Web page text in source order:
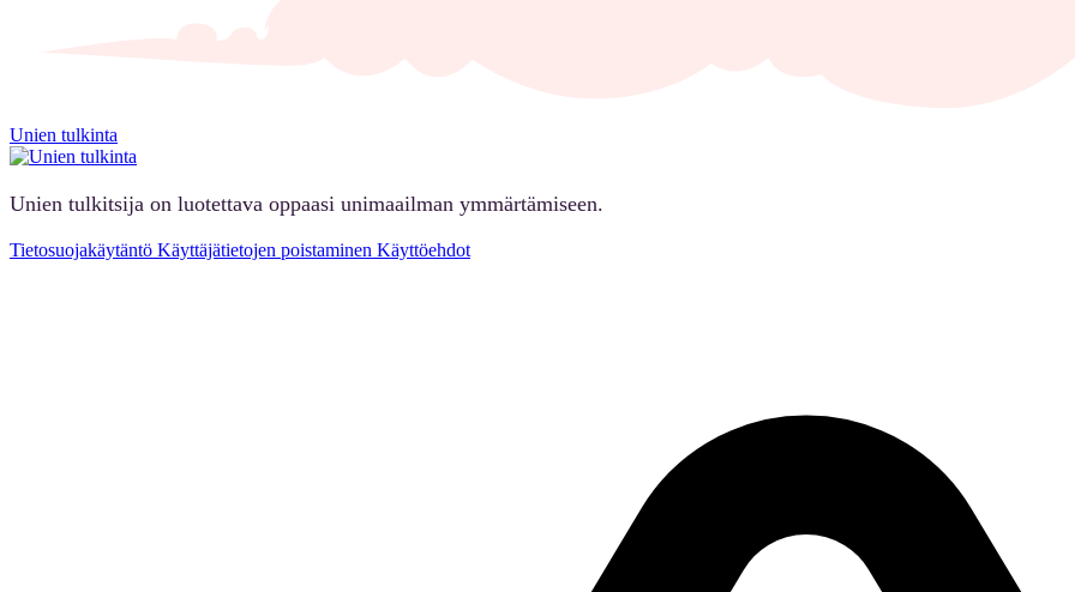
Unien tulkinta
Unien tulkitsija on luotettava oppaasi unimaailman ymmärtämiseen.
Tietosuojakäytäntö Käyttäjätietojen poistaminen Käyttöehdot